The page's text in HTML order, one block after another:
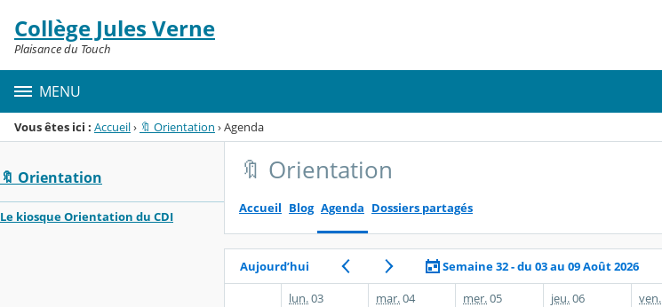
Menu de la rubrique
Contenu
Collège Jules Verne
Plaisance du Touch
MENU
Vous êtes ici : Accueil› 🔖 Orientation ›Agenda
🔖 Orientation
Le kiosque Orientation du CDI
🔖 Orientation
Accueil Blog Agenda Dossiers partagés
Aujourd’hui Semaine 32 - du 03 au 09 Août 2026
lun.03 mar.04 mer.05 jeu.06 ven.